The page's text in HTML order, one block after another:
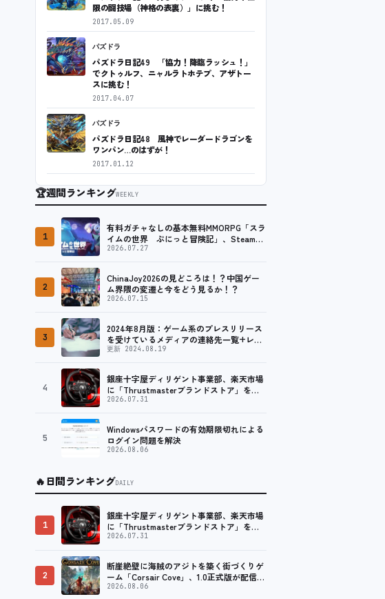
限の闘技場（神格の表裏）」に挑む！
2017.05.09
パズドラ
パズドラ日記49 「協力！降臨ラッシュ！」
でクトゥルフ、ニャルラトホテプ、アザトー
スに挑む！
2017.04.07
パズドラ
パズドラ日記48 風神でレーダードラゴンを
ワンパン…のはずが！
2017.01.12
🏆週間ランキングWEEKLY
1
有料ガチャなしの基本無料MMORPG「スラ
イムの世界 ぷにっと冒険記」、Steam向
けの無料体験版が8月末に配信決定
2026.07.27
2
ChinaJoy2026の見どころは！？中国ゲー
ム界隈の変遷と今をどう見るか！？
2026.07.15
3
2024年8月版：ゲーム系のプレスリリース
を受けているメディアの連絡先一覧+レビ
ュー依頼先一覧
更新 2024.08.19
4
銀座十字屋ディリゲント事業部、楽天市場
に「Thrustmasterブランドストア」をオ
ープン。記念キャンペーンでポイントアッ
ローラーを中心に、幅広くラインナップ
2026.07.31
5
Windowsパスワードの有効期限切れによる
ログイン問題を解決
2026.08.06
🔥日間ランキングDAILY
1
銀座十字屋ディリゲント事業部、楽天市場
に「Thrustmasterブランドストア」をオ
ープン。記念キャンペーンでポイントアッ
ローラーを中心に、幅広くラインナップ
2026.07.31
2
断崖絶壁に海賊のアジトを築く街づくりゲ
ーム「Corsair Cove」、1.0正式版が配信開
始！
2026.08.06